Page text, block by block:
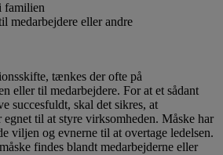
familien
medarbejdere eller andre
tænkes der ofte på
eller til medarbejdere. For at et sådant
succesfuldt, skal det sikres, at
egnet til at styre virksomheden. Måske har
viljen og evnerne til at overtage ledelsen.
findes blandt medarbejderne eller